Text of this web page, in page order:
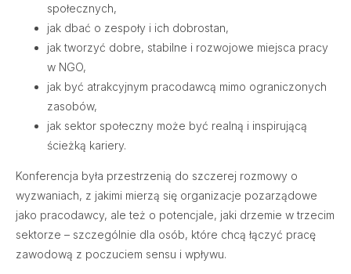
społecznych,
jak dbać o zespoły i ich dobrostan,
jak tworzyć dobre, stabilne i rozwojowe miejsca pracy
w NGO,
jak być atrakcyjnym pracodawcą mimo ograniczonych
zasobów,
jak sektor społeczny może być realną i inspirującą
ścieżką kariery.
Konferencja była przestrzenią do szczerej rozmowy o
wyzwaniach, z jakimi mierzą się organizacje pozarządowe
jako pracodawcy, ale też o potencjale, jaki drzemie w trzecim
sektorze – szczególnie dla osób, które chcą łączyć pracę
zawodową z poczuciem sensu i wpływu.